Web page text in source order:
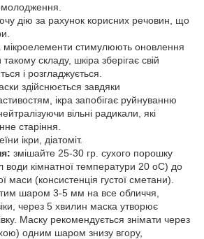
дію за рахунок корисних речовин, що
мікроелементи стимулюють оновлення
складу, шкіра зберігає свій
і розгладжується.
здійснюється завдяки
ікра запобігає руйнуванню
вільні радикали, які
старіння.
ікри, діатоміт.
змішайте 25-30 гр. сухого порошку
води кімнатної температури 20 оС) до
маси (консистенція густої сметани).
шаром 3-5 мм на все обличчя,
через 5 хвилин маска утворює
Маску рекомендується знімати через
одним шаром знизу вгору,